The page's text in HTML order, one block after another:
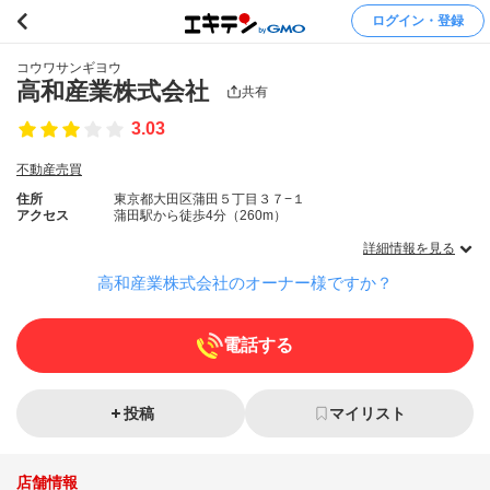
ログイン・登録
コウワサンギヨウ
高和産業株式会社 共有
3.03
不動産売買
住所
東京都大田区蒲田５丁目３７−１
アクセス
蒲田駅から徒歩4分（260m）
詳細情報を見る
高和産業株式会社のオーナー様ですか？
電話する
投稿 マイリスト
店舗情報